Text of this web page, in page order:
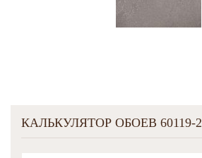
КАЛЬКУЛЯТОР ОБОЕВ 60119-2